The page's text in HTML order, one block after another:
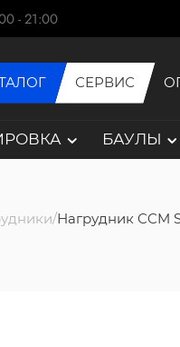
- 21:00
СЕРВИС
БАУЛЫ
Нагрудник CCM